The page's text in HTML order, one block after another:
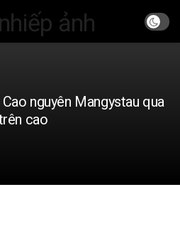
nguyên Mangystau qua
cao